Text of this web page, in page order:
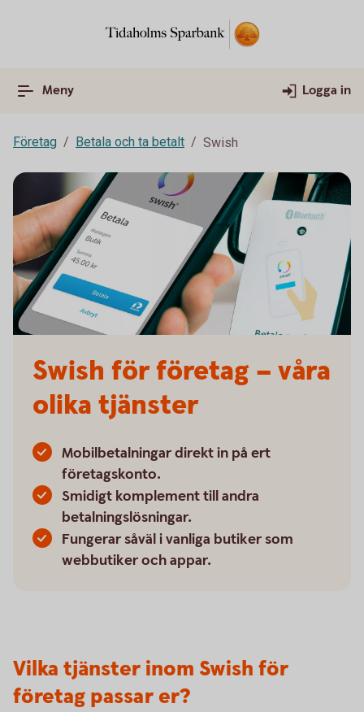
Meny Logga in
Företag Betala och ta betalt Swish
Swish för företag – våra
olika tjänster
Mobilbetalningar direkt in på ert
företagskonto.
Smidigt komplement till andra
betalningslösningar.
Fungerar såväl i vanliga butiker som
webbutiker och appar.
Vilka tjänster inom Swish för
företag passar er?